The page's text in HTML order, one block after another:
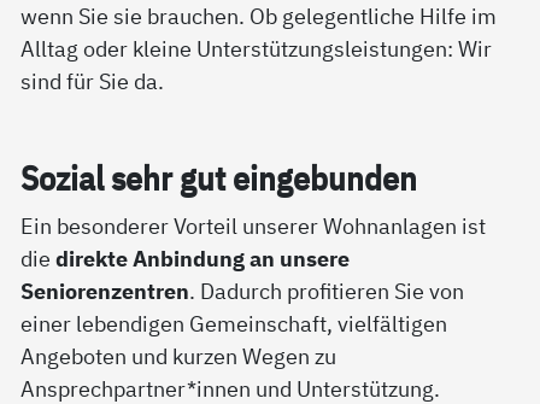
wenn Sie sie brauchen. Ob gelegentliche Hilfe im
Alltag oder kleine Unterstützungsleistungen: Wir
sind für Sie da.
So­zial sehr gut ein­ge­bun­den
Ein besonderer Vorteil unserer Wohnanlagen ist
diedirekte Anbindung an unsere
Seniorenzentren. Dadurch profitieren Sie von
einer lebendigen Gemeinschaft, vielfältigen
Angeboten und kurzen Wegen zu
Ansprechpartner*innen und Unterstützung.